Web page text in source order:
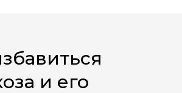
и его